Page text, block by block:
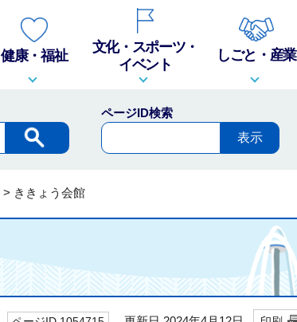
健康・福祉
文化・スポーツ・
イベント
しごと・産業
ページID検索
> ききょう会館